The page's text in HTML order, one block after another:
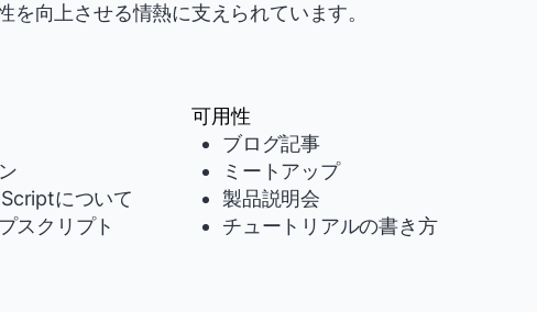
向上させる情熱に支えられています。
について
スクリプト
可用性
ブログ記事
ミートアップ
製品説明会
チュートリアルの書き方